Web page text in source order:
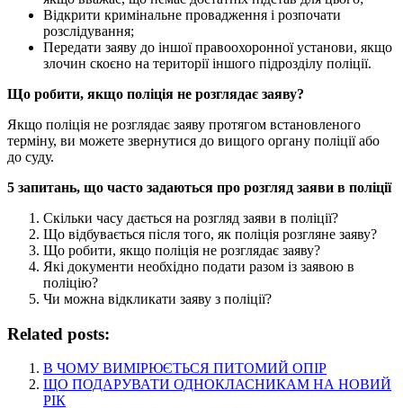
Відкрити кримінальне провадження і розпочати
розслідування;
Передати заяву до іншої правоохоронної установи, якщо
злочин скоєно на території іншого підрозділу поліції.
Що робити, якщо поліція не розглядає заяву?
Якщо поліція не розглядає заяву протягом встановленого
терміну, ви можете звернутися до вищого органу поліції або
до суду.
5 запитань, що часто задаються про розгляд заяви в поліції
Скільки часу дається на розгляд заяви в поліції?
Що відбувається після того, як поліція розгляне заяву?
Що робити, якщо поліція не розглядає заяву?
Які документи необхідно подати разом із заявою в
поліцію?
Чи можна відкликати заяву з поліції?
Related posts:
В ЧОМУ ВИМІРЮЄТЬСЯ ПИТОМИЙ ОПІР
ЩО ПОДАРУВАТИ ОДНОКЛАСНИКАМ НА НОВИЙ
РІК